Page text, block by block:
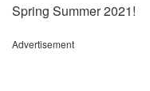
Spring Summer 2021!
Advertisement